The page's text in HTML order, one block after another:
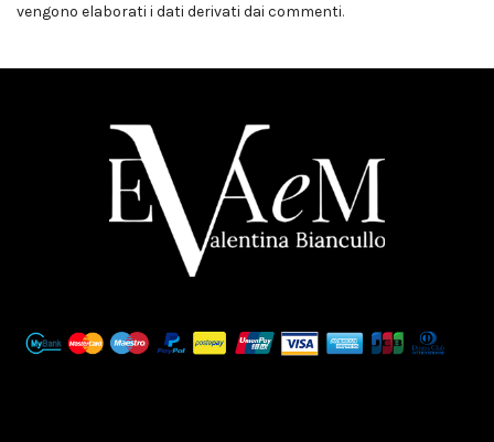
vengono elaborati i dati derivati dai commenti.